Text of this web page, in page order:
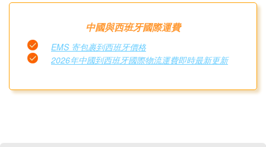
中國與西班牙國際運費
EMS 寄包裹到西班牙價格
2026年中國到西班牙國際物流運費即時最新更新